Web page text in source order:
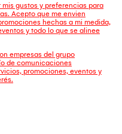
mis gustos y preferencias para
Acepto que me envien
hechas a mi medida,
y todo lo que se alinee
empresas del grupo
de comunicaciones
promociones, eventos y